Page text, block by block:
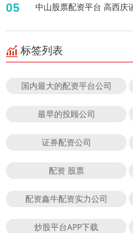
05 中山股票配资平台 高西庆
标签列表
国内最大的配资平台公司
最早的投顾公司
证券配资公司
配资 股票
配资鑫牛配资实力公司
炒股平台APP下载